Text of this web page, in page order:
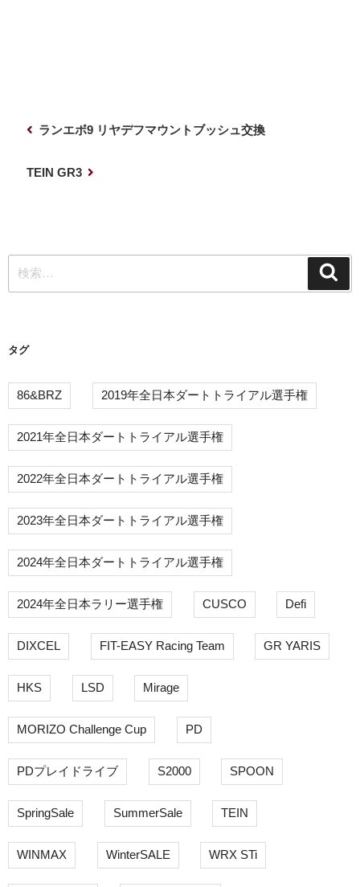
シ
ョ
ランエボ9 リヤデフマウントブッシュ交換
TEIN GR3
索:
タグ
86&BRZ 2019年全日本ダートトライアル選手権
2021年全日本ダートトライアル選手権
2022年全日本ダートトライアル選手権
2023年全日本ダートトライアル選手権
2024年全日本ダートトライアル選手権
2024年全日本ラリー選手権 CUSCO Defi
DIXCEL FIT-EASY Racing Team GR YARIS
HKS LSD Mirage
MORIZO Challenge Cup PD
PDプレイドライブ S2000 SPOON
SpringSale SummerSale TEIN
WINMAX WinterSALE WRX STi